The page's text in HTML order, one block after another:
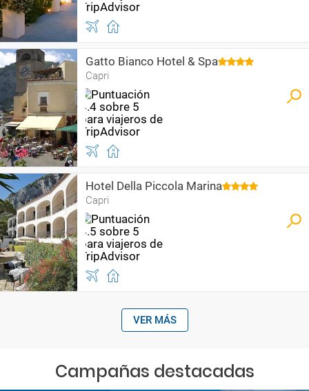
Gatto Bianco Hotel & Spa
Capri
Hotel Della Piccola Marina
Capri
VER MÁS
Campañas destacadas